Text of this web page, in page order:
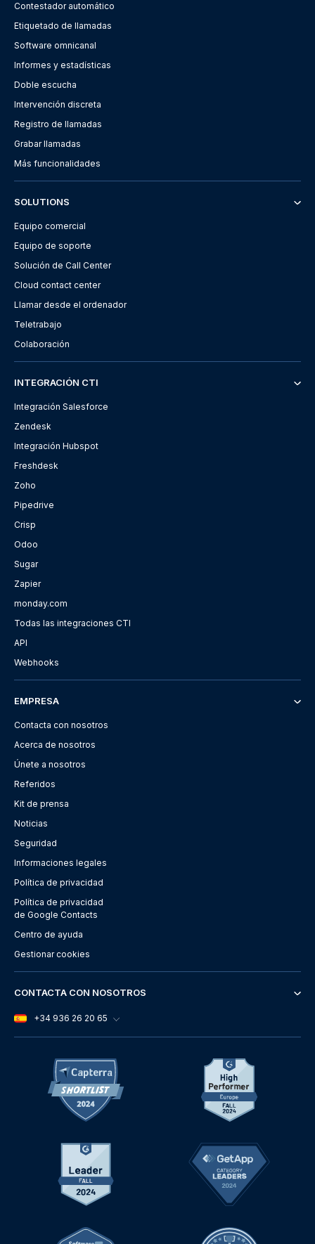
Contestador automático
Etiquetado de llamadas
Software omnicanal
Informes y estadísticas
Doble escucha
Intervención discreta
Registro de llamadas
Grabar llamadas
Más funcionalidades
SOLUTIONS
Equipo comercial
Equipo de soporte
Solución de Call Center
Cloud contact center
Llamar desde el ordenador
Teletrabajo
Colaboración
INTEGRACIÓN CTI
Integración Salesforce
Zendesk
Integración Hubspot
Freshdesk
Zoho
Pipedrive
Crisp
Odoo
Sugar
Zapier
monday.com
Todas las integraciones CTI
API
Webhooks
EMPRESA
Contacta con nosotros
Acerca de nosotros
Únete a nosotros
Referidos
Kit de prensa
Noticias
Seguridad
Informaciones legales
Política de privacidad
Política de privacidad
de Google Contacts
Centro de ayuda
Gestionar cookies
CONTACTA CON NOSOTROS
+34 936 26 20 65